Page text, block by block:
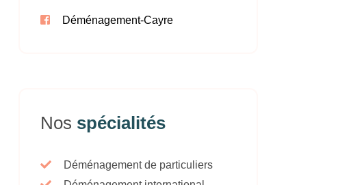
Déménagement-Cayre
Nos spécialités
Déménagement de particuliers